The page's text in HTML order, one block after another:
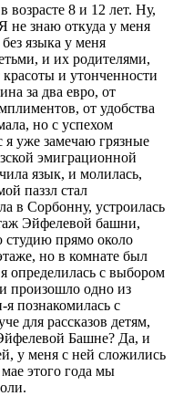
8 и 12 лет. Ну,
не знаю откуда у меня
языка у меня
и их родителями,
и утонченности
за два евро, от
от удобства
но с успехом
уже замечаю грязные
эмиграционной
язык, и молилась,
паззл стал
в Сорбонну, устроилась
Эйфелевой башни,
студию прямо около
но в комнате был
определилась с выбором
произошло одно из
познакомилась с
для рассказов детям,
Башне? Да, и
у меня с ней сложились
этого года мы